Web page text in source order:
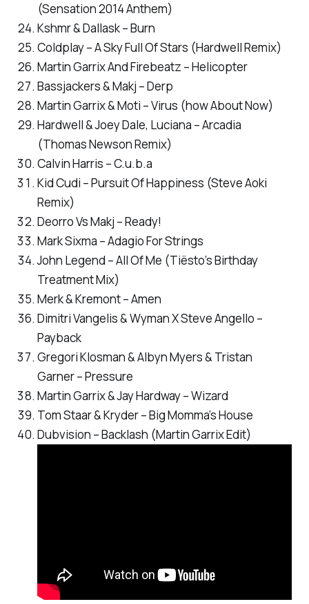
(Sensation 2014 Anthem)
Kshmr & Dallask – Burn
Coldplay – A Sky Full Of Stars (Hardwell Remix)
Martin Garrix And Firebeatz – Helicopter
Bassjackers & Makj – Derp
Martin Garrix & Moti – Virus (how About Now)
Hardwell & Joey Dale, Luciana – Arcadia
(Thomas Newson Remix)
Calvin Harris – C.u.b.a
Kid Cudi – Pursuit Of Happiness (Steve Aoki
Remix)
Deorro Vs Makj – Ready!
Mark Sixma – Adagio For Strings
John Legend – All Of Me (Tiësto’s Birthday
Treatment Mix)
Merk & Kremont – Amen
Dimitri Vangelis & Wyman X Steve Angello –
Payback
Gregori Klosman & Albyn Myers & Tristan
Garner – Pressure
Martin Garrix & Jay Hardway – Wizard
Tom Staar & Kryder – Big Momma’s House
Dubvision – Backlash (Martin Garrix Edit)